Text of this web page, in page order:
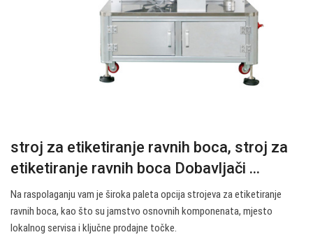
stroj za etiketiranje ravnih boca, stroj za
etiketiranje ravnih boca Dobavljači ...
Na raspolaganju vam je široka paleta opcija strojeva za etiketiranje
ravnih boca, kao što su jamstvo osnovnih komponenata, mjesto
lokalnog servisa i ključne prodajne točke.